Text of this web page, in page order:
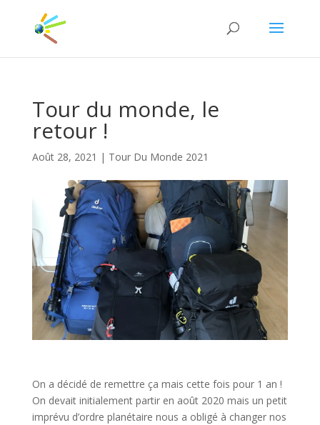
Tour du monde, le
retour !
Août 28, 2021 | Tour Du Monde 2021
On a décidé de remettre ça mais cette fois pour 1 an !
On devait initialement partir en août 2020 mais un petit
imprévu d’ordre planétaire nous a obligé à changer nos